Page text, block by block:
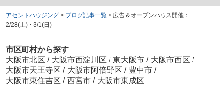
アセントハウジング > ブログ記事一覧 > 広告＆オープンハウス開催：
2/28(土)・3/1(日)
市区町村から探す
大阪市北区 / 大阪市西淀川区 / 東大阪市 / 大阪市西区 /
大阪市天王寺区 / 大阪市阿倍野区 / 豊中市 /
大阪市東住吉区 / 西宮市 / 大阪市東成区